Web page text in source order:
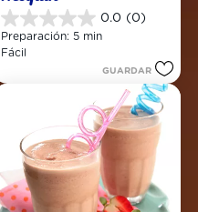
0.0 (0)
0.0
de
5
Preparación: 5 min
Fácil
GUARDAR